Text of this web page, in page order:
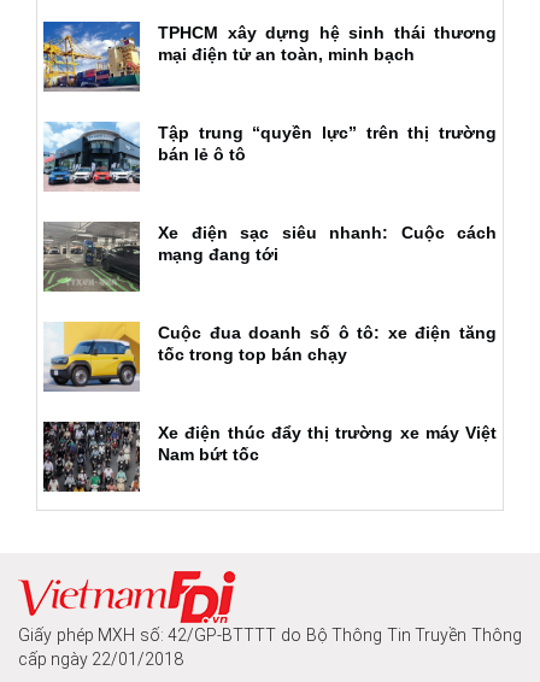
TPHCM xây dựng hệ sinh thái thương
mại điện tử an toàn, minh bạch
Tập trung “quyền lực” trên thị trường
bán lẻ ô tô
Xe điện sạc siêu nhanh: Cuộc cách
mạng đang tới
Cuộc đua doanh số ô tô: xe điện tăng
tốc trong top bán chạy
Xe điện thúc đẩy thị trường xe máy Việt
Nam bứt tốc
Giấy phép MXH số: 42/GP-BTTTT do Bộ Thông Tin Truyền Thông
cấp ngày 22/01/2018